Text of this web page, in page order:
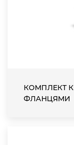
КОМПЛЕКТ
ФЛАНЦЯМИ